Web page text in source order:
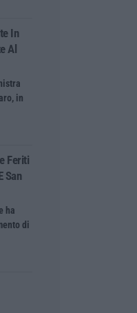
In
Al
in
Feriti
San
ha
di